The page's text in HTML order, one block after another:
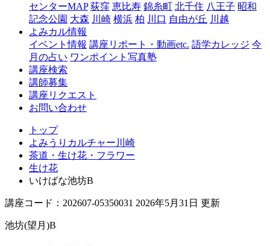
崎
センターMAP 荻窪 恵比寿 錦糸町 北千住 八王子 昭和
記念公園 大森 川崎 横浜 柏 川口 自由が丘 川越
よみカル情報
イベント情報 講座リポート・動画etc. 語学カレッジ 今
月の占い ワンポイント写真塾
講座検索
講師募集
講座リクエスト
お問い合わせ
トップ
よみうりカルチャー川崎
茶道・生け花・フラワー
生け花
いけばな池坊B
講座コード：202607-05350031 2026年5月31日 更新
池坊(望月)B